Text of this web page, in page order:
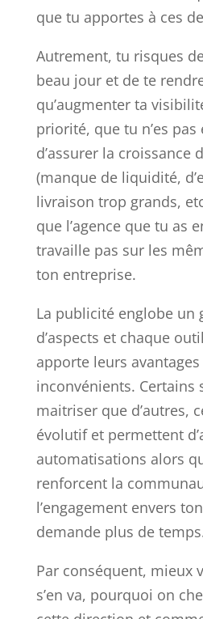
que tu apportes à ces
Autrement, tu risques
beau jour et de te
qu’augmenter ta
priorité, que tu n’es pas
d’assurer la croissance
(manque de liquidité,
livraison trop grands,
que l’agence que tu as
travaille pas sur les
ton entreprise.
La publicité englobe un
d’aspects et chaque
apporte leurs
inconvénients. Certains
maitriser que d’autres,
évolutif et permettent
automatisations alors
renforcent la
l’engagement envers
demande plus de
Par conséquent, mieux
s’en va, pourquoi on